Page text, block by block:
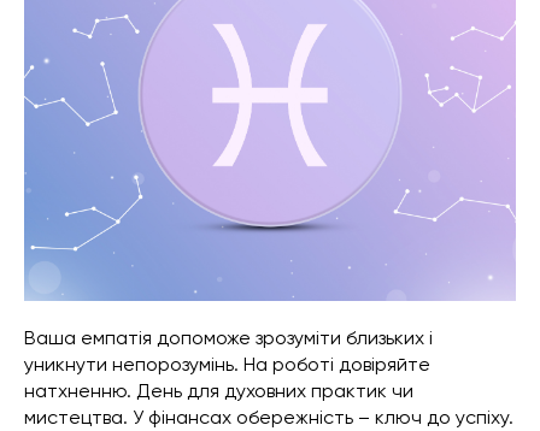
Ваша емпатія допоможе зрозуміти близьких і
уникнути непорозумінь. На роботі довіряйте
натхненню. День для духовних практик чи
мистецтва. У фінансах обережність – ключ до успіху.